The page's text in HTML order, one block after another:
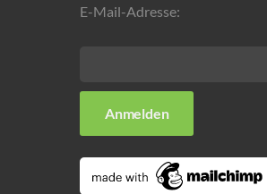
E-Mail-Adresse: